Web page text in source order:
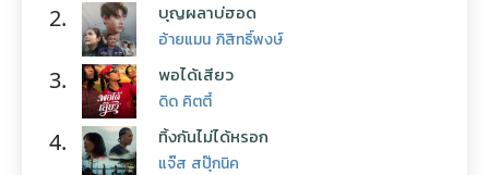
2. บุญผลาบ่ฮอด
อ้ายแมน ภิสิทธิ์พงษ์
3. พอได้เสียว
ดิด คิตตี้
4. ทิ้งกันไม่ได้หรอก
แจ๊ส สปุ๊กนิค